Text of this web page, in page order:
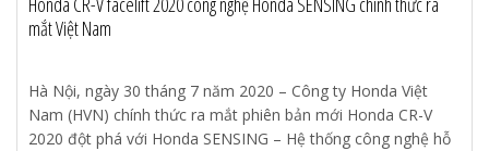
mắt Việt Nam
Hà Nội, ngày 30 tháng 7 năm 2020 – Công ty Honda Việt
Nam (HVN) chính thức ra mắt phiên bản mới Honda CR-V
2020 đột phá với Honda SENSING – Hệ thống công nghệ hỗ